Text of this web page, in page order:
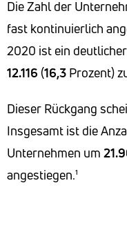
Die Zahl der
fast kontinuierlich
2020 ist ein
12.116 (16,3 Prozent)
Dieser Rückgang
Insgesamt ist die
Unternehmen um
angestiegen.¹